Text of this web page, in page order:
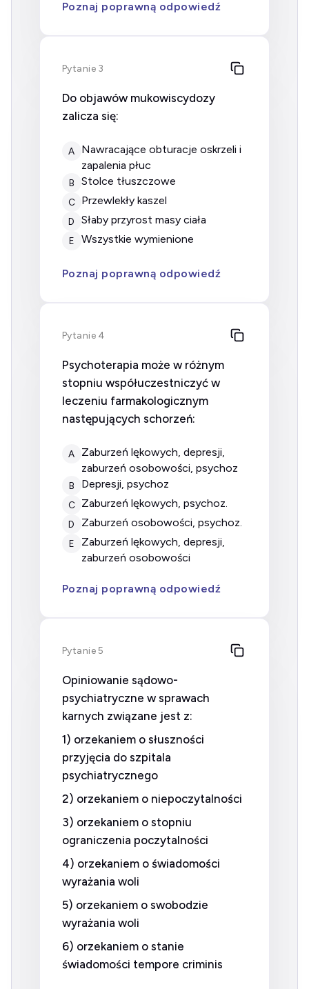
Poznaj poprawną odpowiedź
Pytanie 3
Do objawów mukowiscydozy
zalicza się:
A
nawracające obturacje oskrzeli i
zapalenia płuc
B Stolce tłuszczowe
C Przewlekły kaszel
D Słaby przyrost masy ciała
E Wszystkie wymienione
Poznaj poprawną odpowiedź
Pytanie 4
Psychoterapia może w różnym
stopniu współuczestniczyć w
leczeniu farmakologicznym
następujących schorzeń:
A
zaburzeń lękowych, depresji,
zaburzeń osobowości, psychoz
B depresji, psychoz
C zaburzeń lękowych, psychoz.
D zaburzeń osobowości, psychoz.
E
zaburzeń lękowych, depresji,
zaburzeń osobowości
Poznaj poprawną odpowiedź
Pytanie 5
Opiniowanie sądowo-
psychiatryczne w sprawach
karnych związane jest z:
1) orzekaniem o słuszności
przyjęcia do szpitala
psychiatrycznego
2) orzekaniem o niepoczytalności
3) orzekaniem o stopniu
ograniczenia poczytalności
4) orzekaniem o świadomości
wyrażania woli
5) orzekaniem o swobodzie
wyrażania woli
6) orzekaniem o stanie
świadomości tempore criminis